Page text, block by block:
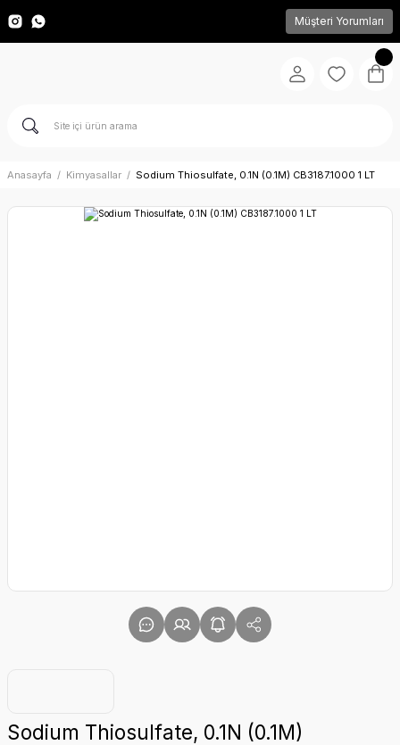
Müşteri Yorumları
Anasayfa Kimyasallar Sodium Thiosulfate, 0.1N (0.1M) CB3187.1000 1 LT
Sodium Thiosulfate, 0.1N (0.1M)